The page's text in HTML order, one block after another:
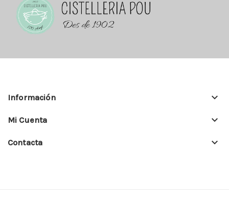
Información keyboard_arrow_down
Mi Cuenta keyboard_arrow_down
Contacta keyboard_arrow_down